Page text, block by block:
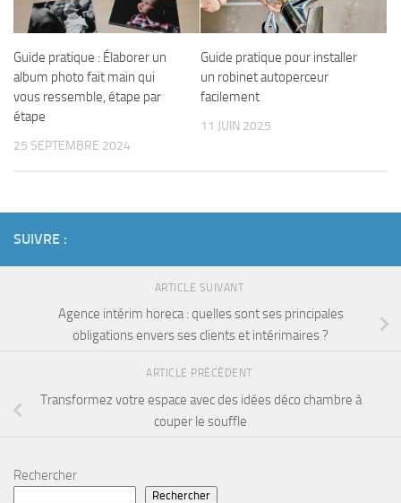
Guide pratique : Élaborer un
album photo fait main qui
vous ressemble, étape par
étape
25 SEPTEMBRE 2024
Guide pratique pour installer
un robinet autoperceur
facilement
11 JUIN 2025
SUIVRE :
ARTICLE SUIVANT
Agence intérim horeca : quelles sont ses principales
obligations envers ses clients et intérimaires ?
ARTICLE PRÉCÉDENT
Transformez votre espace avec des idées déco chambre à
couper le souffle
Rechercher
Rechercher